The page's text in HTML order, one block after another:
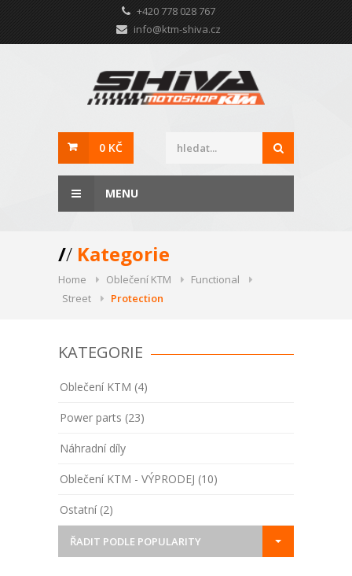
+420 778 028 767
info@ktm-shiva.cz
0 KČ
MENU
// Kategorie
Home Oblečení KTM
Functional
Street
Protection
KATEGORIE
Oblečení KTM (4)
Power parts (23)
Náhradní díly
Oblečení KTM - VÝPRODEJ (10)
Ostatní (2)
ŘADIT PODLE POPULARITY